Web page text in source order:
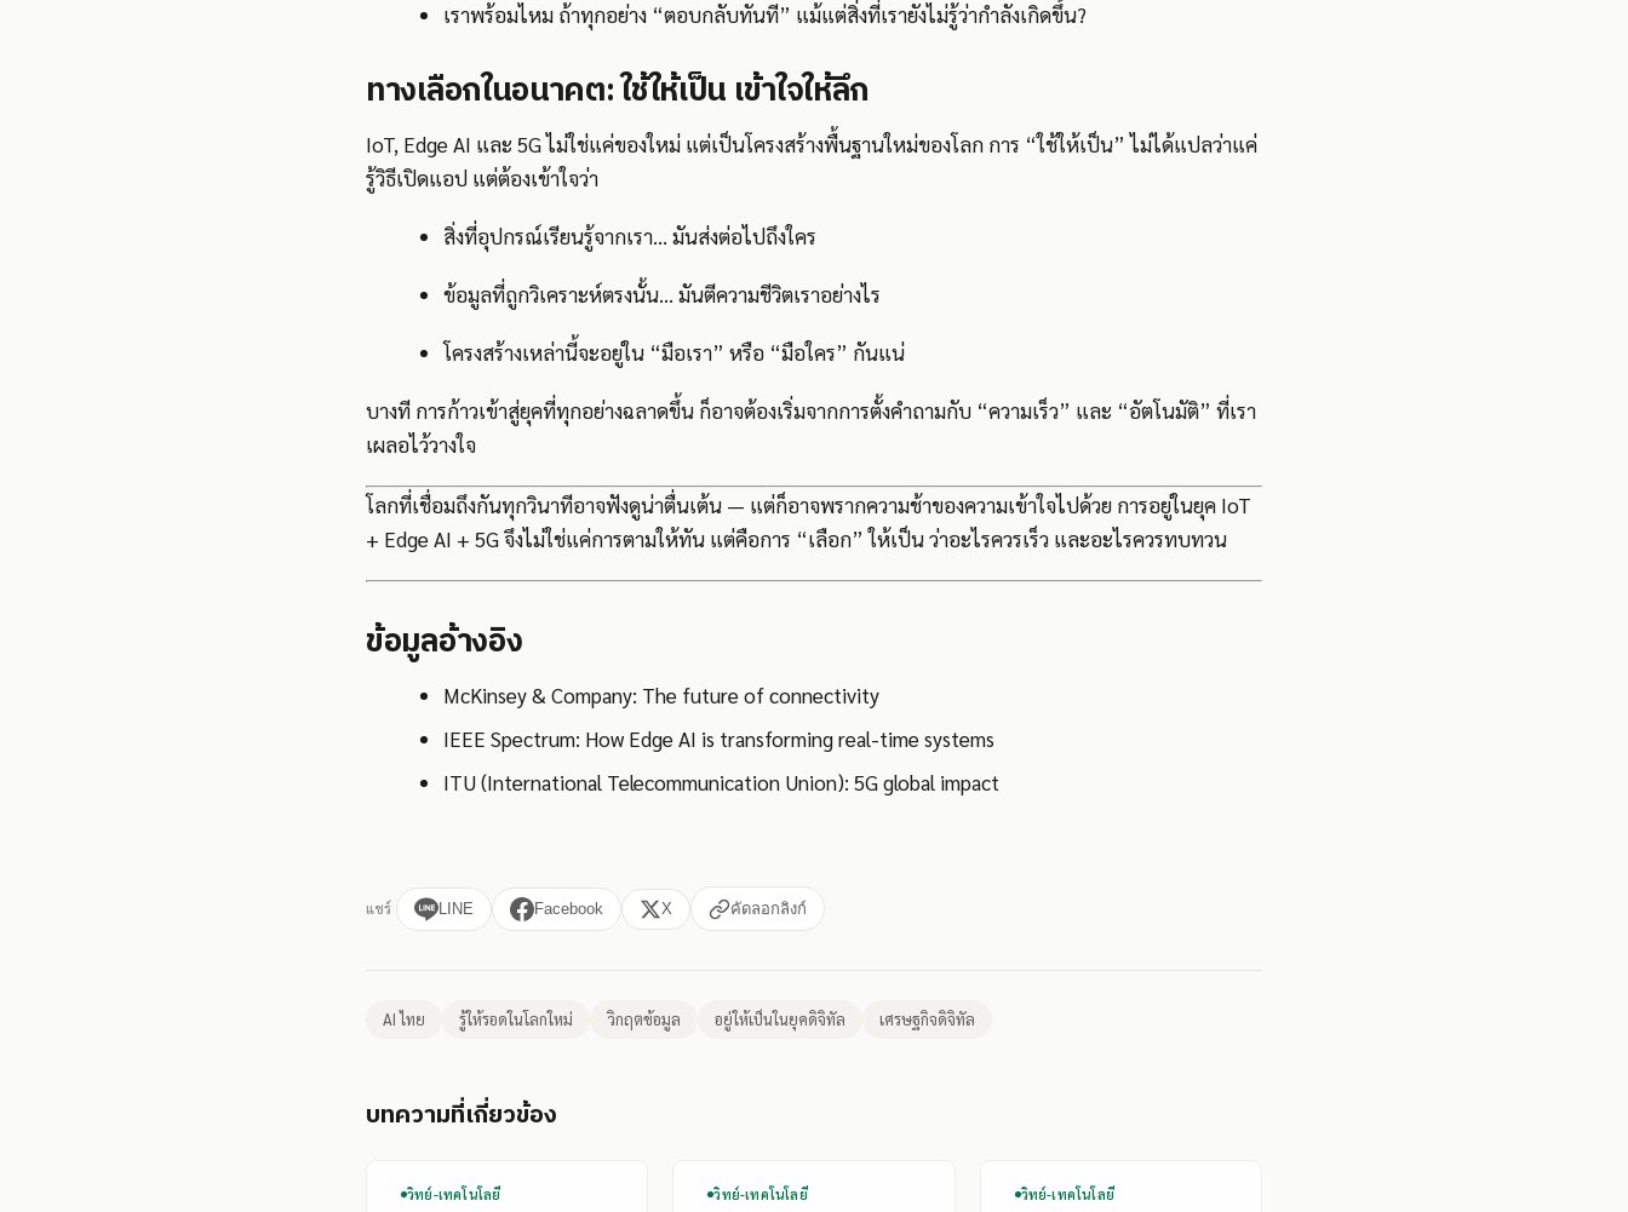
เราพร้อมไหม ถ้าทุกอย่าง “ตอบกลับทันที” แม้แต่สิ่งที่เรายังไม่รู้ว่ากำลังเกิดขึ้น?
ทางเลือกในอนาคต: ใช้ให้เป็น เข้าใจให้ลึก
IoT, Edge AI และ 5G ไม่ใช่แค่ของใหม่ แต่เป็นโครงสร้างพื้นฐานใหม่ของโลก การ “ใช้ให้เป็น” ไม่ได้แปลว่าแค่
รู้วิธีเปิดแอป แต่ต้องเข้าใจว่า
สิ่งที่อุปกรณ์เรียนรู้จากเรา… มันส่งต่อไปถึงใคร
ข้อมูลที่ถูกวิเคราะห์ตรงนั้น… มันตีความชีวิตเราอย่างไร
โครงสร้างเหล่านี้จะอยู่ใน “มือเรา” หรือ “มือใคร” กันแน่
บางที การก้าวเข้าสู่ยุคที่ทุกอย่างฉลาดขึ้น ก็อาจต้องเริ่มจากการตั้งคำถามกับ “ความเร็ว” และ “อัตโนมัติ” ที่เรา
เผลอไว้วางใจ
โลกที่เชื่อมถึงกันทุกวินาทีอาจฟังดูน่าตื่นเต้น — แต่ก็อาจพรากความช้าของความเข้าใจไปด้วย การอยู่ในยุค IoT
+ Edge AI + 5G จึงไม่ใช่แค่การตามให้ทัน แต่คือการ “เลือก” ให้เป็น ว่าอะไรควรเร็ว และอะไรควรทบทวน
ข้อมูลอ้างอิง
McKinsey & Company: The future of connectivity
IEEE Spectrum: How Edge AI is transforming real-time systems
ITU (International Telecommunication Union): 5G global impact
แชร์ LINE Facebook X คัดลอกลิงก์
AI ไทย รู้ให้รอดในโลกใหม่ วิกฤตข้อมูล อยู่ให้เป็นในยุคดิจิทัล เศรษฐกิจดิจิทัล
บทความที่เกี่ยวข้อง
วิทย์-เทคโนโลยี วิทย์-เทคโนโลยี วิทย์-เทคโนโลยี